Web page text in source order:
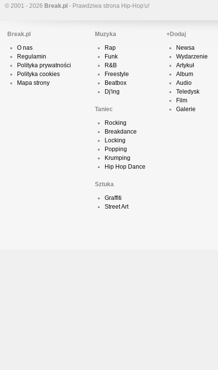
© 2001 - 2026 Break.pl - Prawdziwa strona Hip-Hop'u!
Break.pl
O nas
Regulamin
Polityka prywatności
Polityka cookies
Mapa strony
Muzyka
Rap
Funk
R&B
Freestyle
Beatbox
Dj'ing
Taniec
Rocking
Breakdance
Locking
Popping
Krumping
Hip Hop Dance
Sztuka
Graffiti
Street Art
+Dodaj
Newsa
Wydarzenie
Artykuł
Album
Audio
Teledysk
Film
Galerie